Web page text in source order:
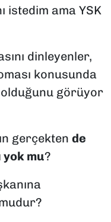
istedim ama YSK
dinleyenler,
konusunda
olduğunu görüyor
gerçekten de
mu?